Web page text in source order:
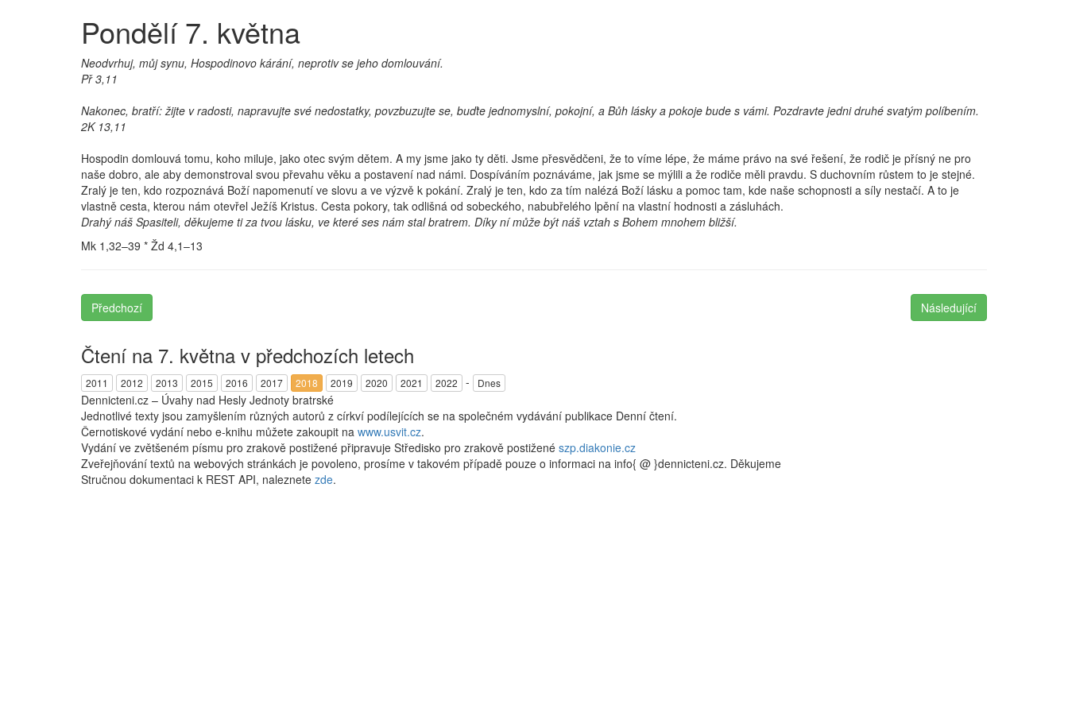
Pondělí 7. května
Neodvrhuj, můj synu, Hospodinovo kárání, neprotiv se jeho domlouvání.
Př 3,11
Nakonec, bratří: žijte v radosti, napravujte své nedostatky, povzbuzujte se, buďte jednomyslní, pokojní, a Bůh lásky a pokoje bude s vámi. Pozdravte jedni druhé svatým políbením.
2K 13,11
Hospodin domlouvá tomu, koho miluje, jako otec svým dětem. A my jsme jako ty děti. Jsme přesvědčeni, že to víme lépe, že máme právo na své řešení, že rodič je přísný ne pro
naše dobro, ale aby demonstroval svou převahu věku a postavení nad námi. Dospíváním poznáváme, jak jsme se mýlili a že rodiče měli pravdu. S duchovním růstem to je stejné.
Zralý je ten, kdo rozpoznává Boží napomenutí ve slovu a ve výzvě k pokání. Zralý je ten, kdo za tím nalézá Boží lásku a pomoc tam, kde naše schopnosti a síly nestačí. A to je
vlastně cesta, kterou nám otevřel Ježíš Kristus. Cesta pokory, tak odlišná od sobeckého, nabubřelého lpění na vlastní hodnosti a zásluhách.
Drahý náš Spasiteli, děkujeme ti za tvou lásku, ve které ses nám stal bratrem. Díky ní může být náš vztah s Bohem mnohem bližší.
Mk 1,32–39 * Žd 4,1–13
Předchozí Následující
Čtení na 7. května v předchozích letech
2011 2012 2013 2015 2016 2017 2018 2019 2020 2021 2022 - Dnes
Dennicteni.cz – Úvahy nad Hesly Jednoty bratrské
Jednotlivé texty jsou zamyšlením různých autorů z církví podílejících se na společném vydávání publikace Denní čtení.
Černotiskové vydání nebo e-knihu můžete zakoupit na www.usvit.cz.
Vydání ve zvětšeném písmu pro zrakově postižené připravuje Středisko pro zrakově postižené szp.diakonie.cz
Zveřejňování textů na webových stránkách je povoleno, prosíme v takovém případě pouze o informaci na info{ @ }dennicteni.cz. Děkujeme
Stručnou dokumentaci k REST API, naleznete zde.